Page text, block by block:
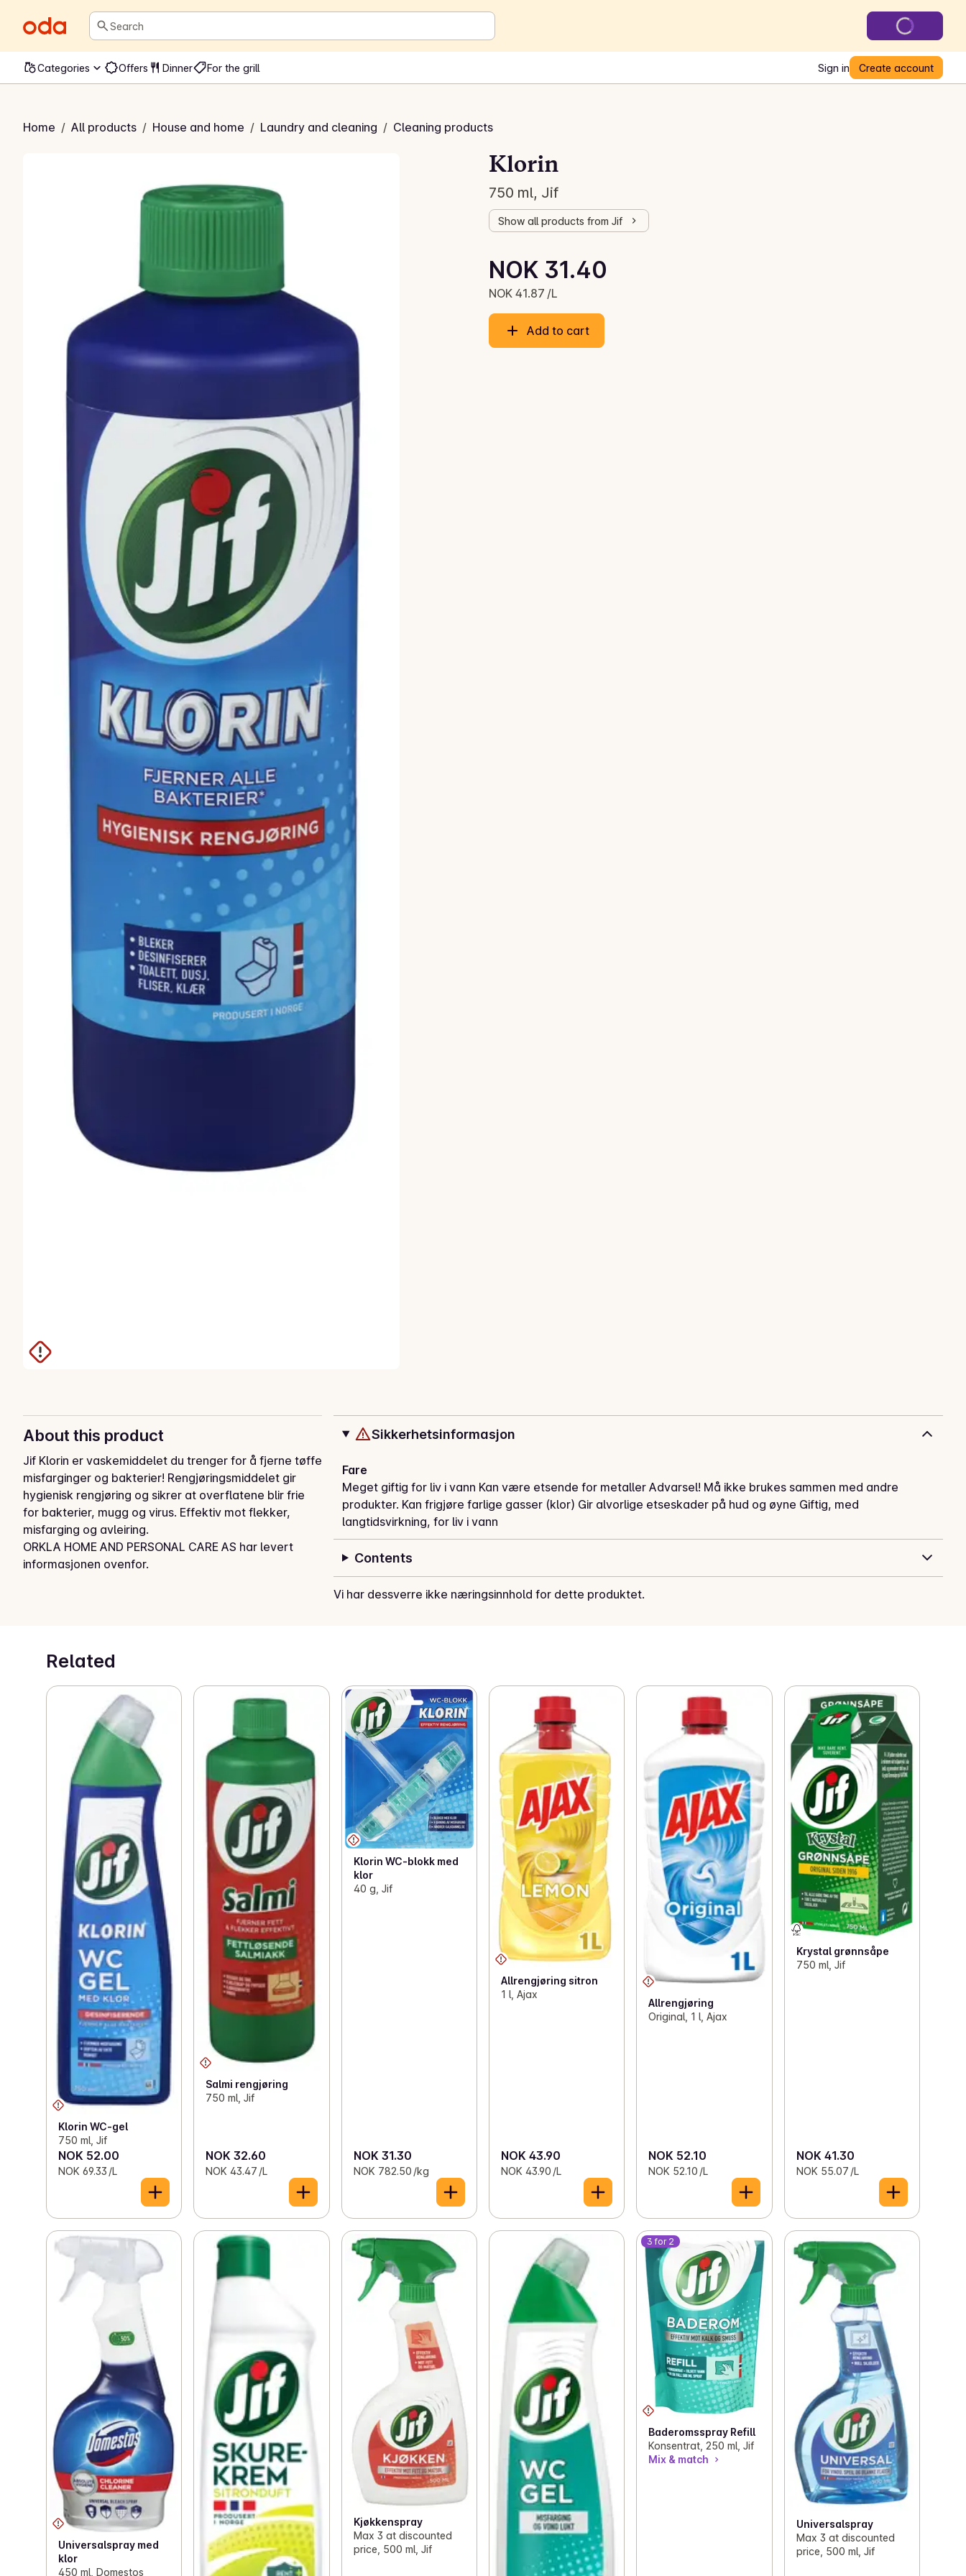
Search
Categories Offers Dinner For the grill Sign in Create account
Home / All products / House and home / Laundry and cleaning / Cleaning products
Klorin
Klorin
750 ml, Jif
Show all products from Jif
Current price is: NOK 31.40
NOK 31.40
NOK 41.87 /L
Unit price: NOK 41.87 /L
Add to cart
About this product
Jif Klorin er vaskemiddelet du trenger for å fjerne tøffe
misfarginger og bakterier! Rengjøringsmiddelet gir
hygienisk rengjøring og sikrer at overflatene blir frie
for bakterier, mugg og virus. Effektiv mot flekker,
misfarging og avleiring.
ORKLA HOME AND PERSONAL CARE AS har levert
informasjonen ovenfor.
Sikkerhetsinformasjon
Fare
Meget giftig for liv i vann Kan være etsende for metaller Advarsel! Må ikke brukes sammen med andre
produkter. Kan frigjøre farlige gasser (klor) Gir alvorlige etseskader på hud og øyne Giftig, med
langtidsvirkning, for liv i vann
Contents
Vi har dessverre ikke næringsinnhold for dette produktet.
Related
Klorin WC-gel
750 ml, Jif
NOK 52.00
NOK 69.33 /L
Salmi rengjøring
750 ml, Jif
NOK 32.60
NOK 43.47 /L
Klorin WC-blokk med
klor
40 g, Jif
NOK 31.30
NOK 782.50 /kg
Allrengjøring sitron
1 l, Ajax
NOK 43.90
NOK 43.90 /L
Allrengjøring
Original, 1 l, Ajax
NOK 52.10
NOK 52.10 /L
Krystal grønnsåpe
750 ml, Jif
NOK 41.30
NOK 55.07 /L
Universalspray med
klor
450 ml, Domestos
Kjøkkenspray
Max 3 at discounted
price, 500 ml, Jif
3 for 2
Baderomsspray Refill
Konsentrat, 250 ml, Jif
Mix & match
Universalspray
Max 3 at discounted
price, 500 ml, Jif